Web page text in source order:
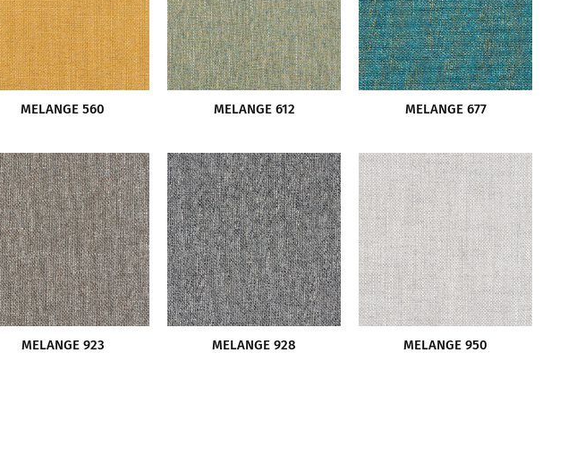
MELANGE 560 MELANGE 612 MELANGE 677
MELANGE 923 MELANGE 928 MELANGE 950